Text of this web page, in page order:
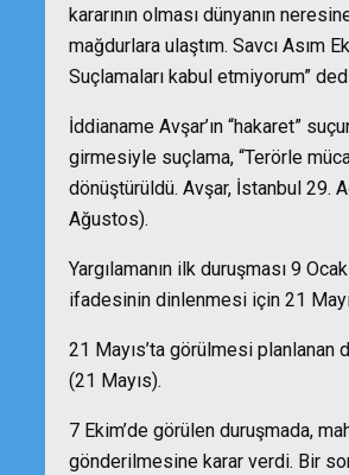
kararının olması dünyanın
mağdurlara ulaştım. Savcı Asım
Suçlamaları kabul etmiyorum”
İddianame Avşar’ın “hakaret”
girmesiyle suçlama, “Terörle
dönüştürüldü. Avşar, İstanbul 29.
Ağustos).
Yargılamanın ilk duruşması 9
ifadesinin dinlenmesi için 21
21 Mayıs’ta görülmesi
(21 Mayıs).
7 Ekim’de görülen duruşmada, m
gönderilmesine karar verdi. Bir